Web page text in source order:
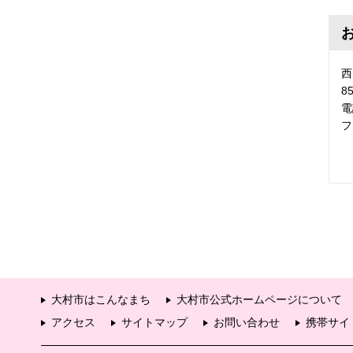
大村市はこんなまち
大村市公式ホームページについて
アクセス
サイトマップ お問い合わせ 携帯サイ